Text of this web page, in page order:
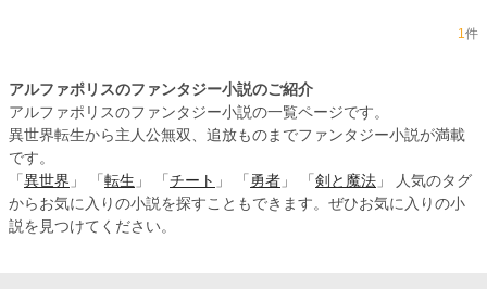
1件
アルファポリスのファンタジー小説のご紹介
アルファポリスのファンタジー小説の一覧ページです。
異世界転生から主人公無双、追放ものまでファンタジー小説が満載
です。
「 異世界 」 「 転生 」 「 チート 」 「 勇者 」 「 剣と魔法 」 人気のタグ
からお気に入りの小説を探すこともできます。ぜひお気に入りの小
説を見つけてください。